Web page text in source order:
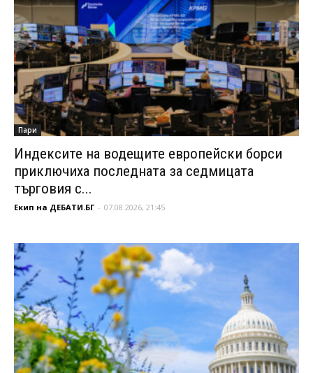
Пари
Индексите на водещите европейски борси
приключиха последната за седмицата
търговия с...
Екип на ДЕБАТИ.БГ - 07.08.2026, 21:45